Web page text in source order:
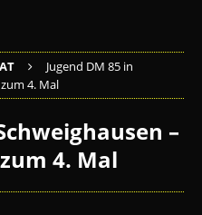
Jugend DM 85 in
4. Mal
–
4. Mal